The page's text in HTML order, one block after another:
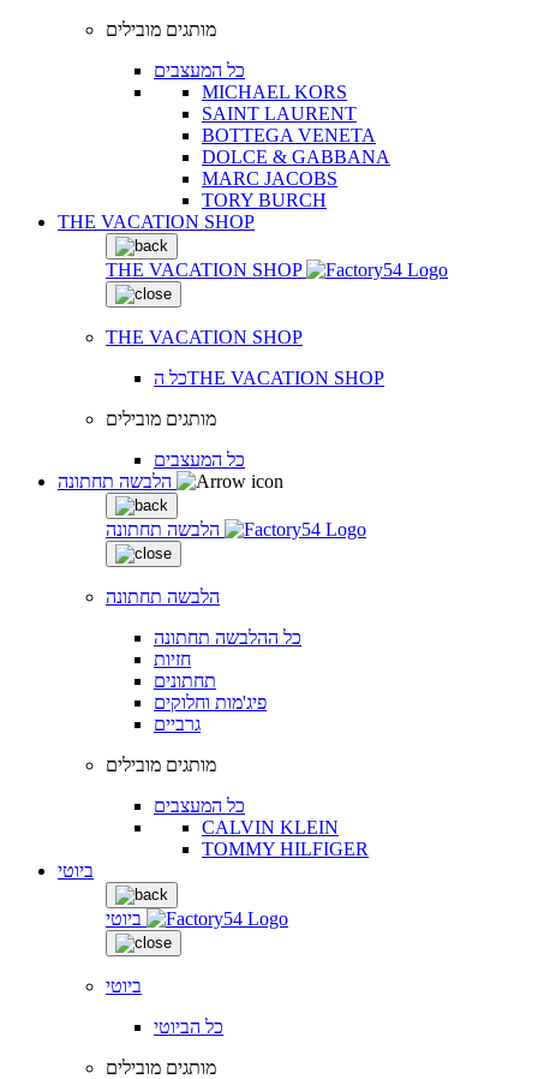
מותגים מובילים
כל המעצבים
MICHAEL KORS
SAINT LAURENT
BOTTEGA VENETA
DOLCE & GABBANA
MARC JACOBS
TORY BURCH
THE VACATION SHOP
THE VACATION SHOP
THE VACATION SHOP
כל הTHE VACATION SHOP
מותגים מובילים
כל המעצבים
הלבשה תחתונה
הלבשה תחתונה
כל ההלבשה תחתונה
חזיות
תחתונים
פיג'מות וחלוקים
גרביים
מותגים מובילים
כל המעצבים
CALVIN KLEIN
TOMMY HILFIGER
ביוטי
ביוטי
ביוטי
כל הביוטי
מותגים מובילים